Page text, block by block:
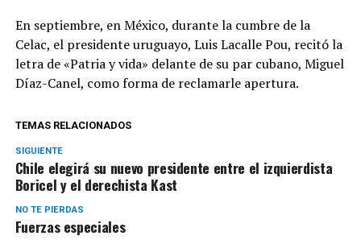
En septiembre, en México, durante la cumbre de la
Celac, el presidente uruguayo, Luis Lacalle Pou, recitó la
letra de «Patria y vida» delante de su par cubano, Miguel
Díaz-Canel, como forma de reclamarle apertura.
TEMAS RELACIONADOS
SIGUIENTE
Chile elegirá su nuevo presidente entre el izquierdista
Boricel y el derechista Kast
NO TE PIERDAS
Fuerzas especiales